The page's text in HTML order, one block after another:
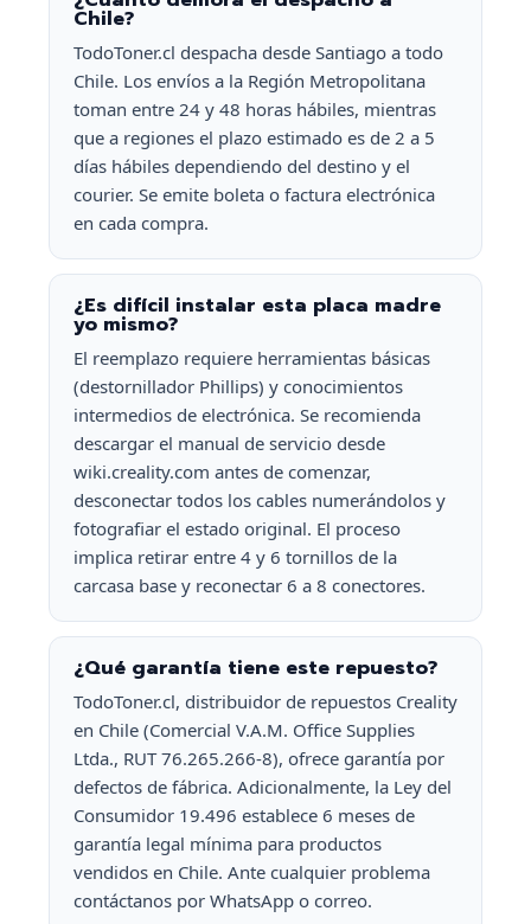
Chile?
TodoToner.cl despacha desde Santiago a todo
Chile. Los envíos a la Región Metropolitana
toman entre 24 y 48 horas hábiles, mientras
que a regiones el plazo estimado es de 2 a 5
días hábiles dependiendo del destino y el
courier. Se emite boleta o factura electrónica
en cada compra.
¿Es difícil instalar esta placa madre
yo mismo?
El reemplazo requiere herramientas básicas
(destornillador Phillips) y conocimientos
intermedios de electrónica. Se recomienda
descargar el manual de servicio desde
wiki.creality.com antes de comenzar,
desconectar todos los cables numerándolos y
fotografiar el estado original. El proceso
implica retirar entre 4 y 6 tornillos de la
carcasa base y reconectar 6 a 8 conectores.
¿Qué garantía tiene este repuesto?
TodoToner.cl, distribuidor de repuestos Creality
en Chile (Comercial V.A.M. Office Supplies
Ltda., RUT 76.265.266-8), ofrece garantía por
defectos de fábrica. Adicionalmente, la Ley del
Consumidor 19.496 establece 6 meses de
garantía legal mínima para productos
vendidos en Chile. Ante cualquier problema
contáctanos por WhatsApp o correo.